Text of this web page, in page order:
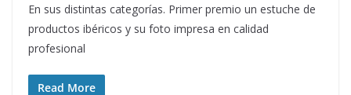
En sus distintas categorías. Primer premio un estuche de
productos ibéricos y su foto impresa en calidad
profesional
Read More